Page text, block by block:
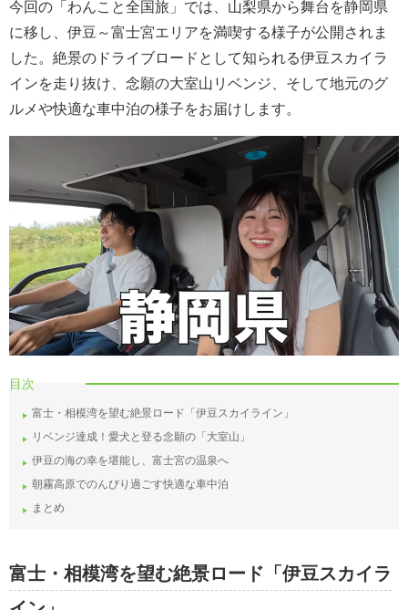
今回の「わんこと全国旅」では、山梨県から舞台を静岡県
に移し、伊豆～富士宮エリアを満喫する様子が公開されま
した。絶景のドライブロードとして知られる伊豆スカイラ
インを走り抜け、念願の大室山リベンジ、そして地元のグ
ルメや快適な車中泊の様子をお届けします。
目次
富士・相模湾を望む絶景ロード「伊豆スカイライン」
リベンジ達成！愛犬と登る念願の「大室山」
伊豆の海の幸を堪能し、富士宮の温泉へ
朝霧高原でのんびり過ごす快適な車中泊
まとめ
富士・相模湾を望む絶景ロード「伊豆スカイラ